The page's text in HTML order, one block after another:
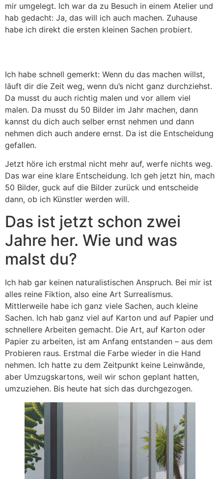
mir umgelegt. Ich war da zu Besuch in einem Atelier und
hab gedacht: Ja, das will ich auch machen. Zuhause
habe ich direkt die ersten kleinen Sachen probiert.
Ich habe schnell gemerkt: Wenn du das machen willst,
läuft dir die Zeit weg, wenn du’s nicht ganz durchziehst.
Da musst du auch richtig malen und vor allem viel
malen. Da musst du 50 Bilder im Jahr machen, dann
kannst du dich auch selber ernst nehmen und dann
nehmen dich auch andere ernst. Da ist die Entscheidung
gefallen.
Jetzt höre ich erstmal nicht mehr auf, werfe nichts weg.
Das war eine klare Entscheidung. Ich geh jetzt hin, mach
50 Bilder, guck auf die Bilder zurück und entscheide
dann, ob ich Künstler werden will.
Das ist jetzt schon zwei
Jahre her. Wie und was
malst du?
Ich hab gar keinen naturalistischen Anspruch. Bei mir ist
alles reine Fiktion, also eine Art Surrealismus.
Mittlerweile habe ich ganz viele Sachen, auch kleine
Sachen. Ich hab ganz viel auf Karton und auf Papier und
schnellere Arbeiten gemacht. Die Art, auf Karton oder
Papier zu arbeiten, ist am Anfang entstanden – aus dem
Probieren raus. Erstmal die Farbe wieder in die Hand
nehmen. Ich hatte zu dem Zeitpunkt keine Leinwände,
aber Umzugskartons, weil wir schon geplant hatten,
umzuziehen. Bis heute hat sich das durchgezogen.